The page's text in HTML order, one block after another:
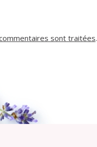
sont traitées.